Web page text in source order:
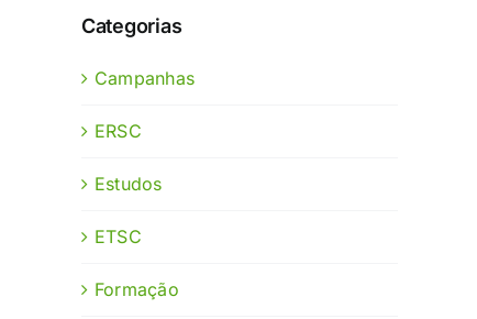
Categorias
Campanhas
ERSC
Estudos
ETSC
Formação